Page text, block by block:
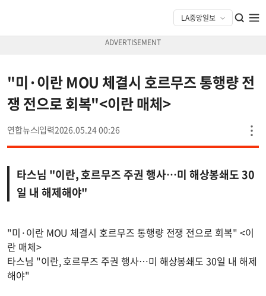
"미·이란 MOU 체결시 호르무즈 통행량 전
쟁 전으로 회복"<이란 매체>
연합뉴스 2026.05.24 00:26
타스님 "이란, 호르무즈 주권 행사…미 해상봉쇄도 30
일 내 해제해야"
"미·이란 MOU 체결시 호르무즈 통행량 전쟁 전으로 회복" <이
란 매체>
타스님 "이란, 호르무즈 주권 행사…미 해상봉쇄도 30일 내 해제
해야"